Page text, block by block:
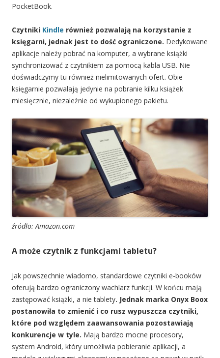
PocketBook.
Czytniki Kindle również pozwalają na korzystanie z
księgarni, jednak jest to dość ograniczone. Dedykowane
aplikacje należy pobrać na komputer, a wybrane książki
synchronizować z czytnikiem za pomocą kabla USB. Nie
doświadczymy tu również nielimitowanych ofert. Obie
księgarnie pozwalają jedynie na pobranie kilku książek
miesięcznie, niezależnie od wykupionego pakietu.
źródło: Amazon.com
A może czytnik z funkcjami tabletu?
Jak powszechnie wiadomo, standardowe czytniki e-booków
oferują bardzo ograniczony wachlarz funkcji. W końcu mają
zastępować książki, a nie tablety. Jednak marka Onyx Boox
postanowiła to zmienić i co rusz wypuszcza czytniki,
które pod względem zaawansowania pozostawiają
konkurencje w tyle. Mają bardzo mocne procesory,
system Android, który umożliwia pobieranie aplikacji, a